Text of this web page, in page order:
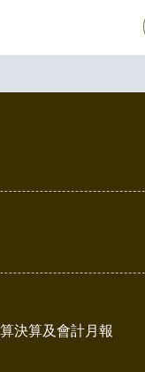
決算及會計月報